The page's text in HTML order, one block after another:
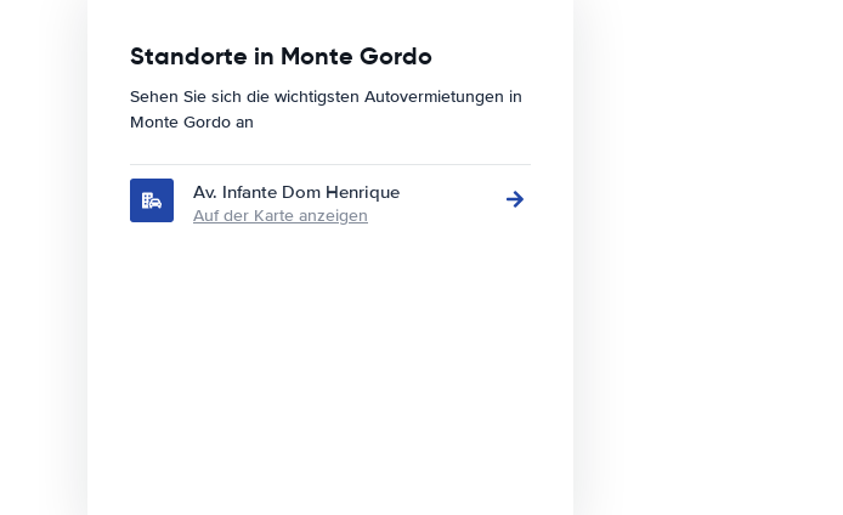
Standorte in Monte Gordo
Sehen Sie sich die wichtigsten Autovermietungen in
Monte Gordo an
Av. Infante Dom Henrique
Auf der Karte anzeigen